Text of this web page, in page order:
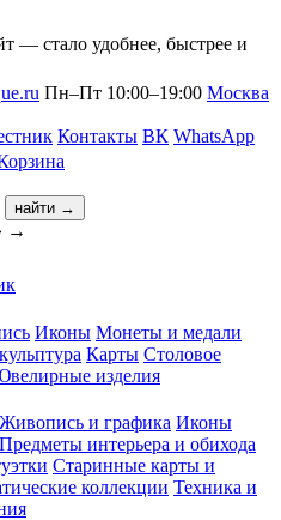
— стало удобнее, быстрее и
Пн–Пт 10:00–19:00 Москва
Контакты ВК WhatsApp
найти →
→
Иконы Монеты и медали
Карты Столовое
изделия
Живопись и графика Иконы
Предметы интерьера и обихода
Старинные карты и
коллекции Техника и